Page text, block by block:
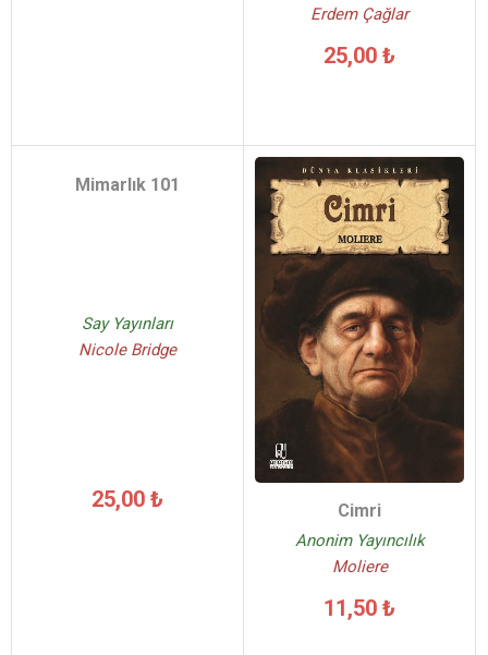
Erdem Çağlar
25,00 ₺
Mimarlık 101
Say Yayınları
Nicole Bridge
25,00 ₺ Cimri
Anonim Yayıncılık
Moliere
11,50 ₺